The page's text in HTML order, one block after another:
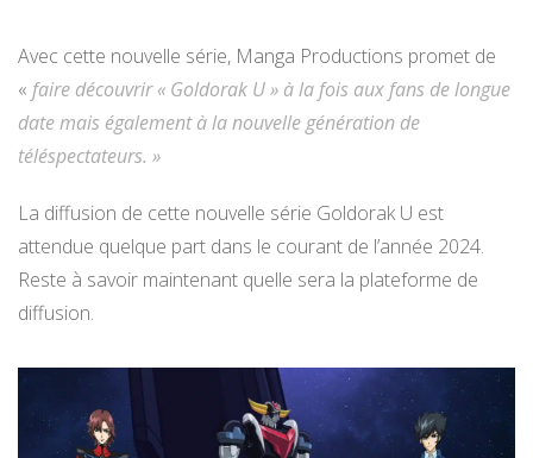
Avec cette nouvelle série, Manga Productions promet de
« faire découvrir « Goldorak U » à la fois aux fans de longue
date mais également à la nouvelle génération de
téléspectateurs. »
La diffusion de cette nouvelle série Goldorak U est
attendue quelque part dans le courant de l’année 2024.
Reste à savoir maintenant quelle sera la plateforme de
diffusion.